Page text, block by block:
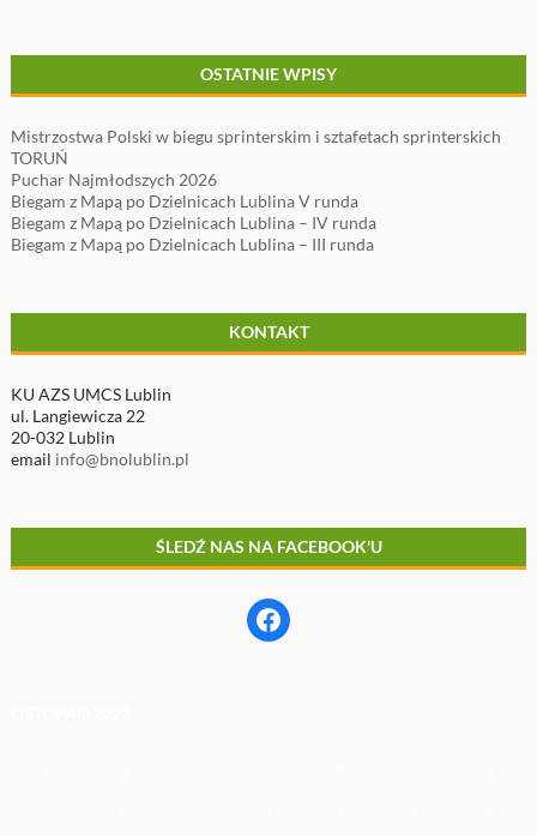
OSTATNIE WPISY
Mistrzostwa Polski w biegu sprinterskim i sztafetach sprinterskich
TORUŃ
Puchar Najmłodszych 2026
Biegam z Mapą po Dzielnicach Lublina V runda
Biegam z Mapą po Dzielnicach Lublina – IV runda
Biegam z Mapą po Dzielnicach Lublina – III runda
KONTAKT
KU AZS UMCS Lublin
ul. Langiewicza 22
20-032 Lublin
email info@bnolublin.pl
ŚLEDŹ NAS NA FACEBOOK'U
Facebook